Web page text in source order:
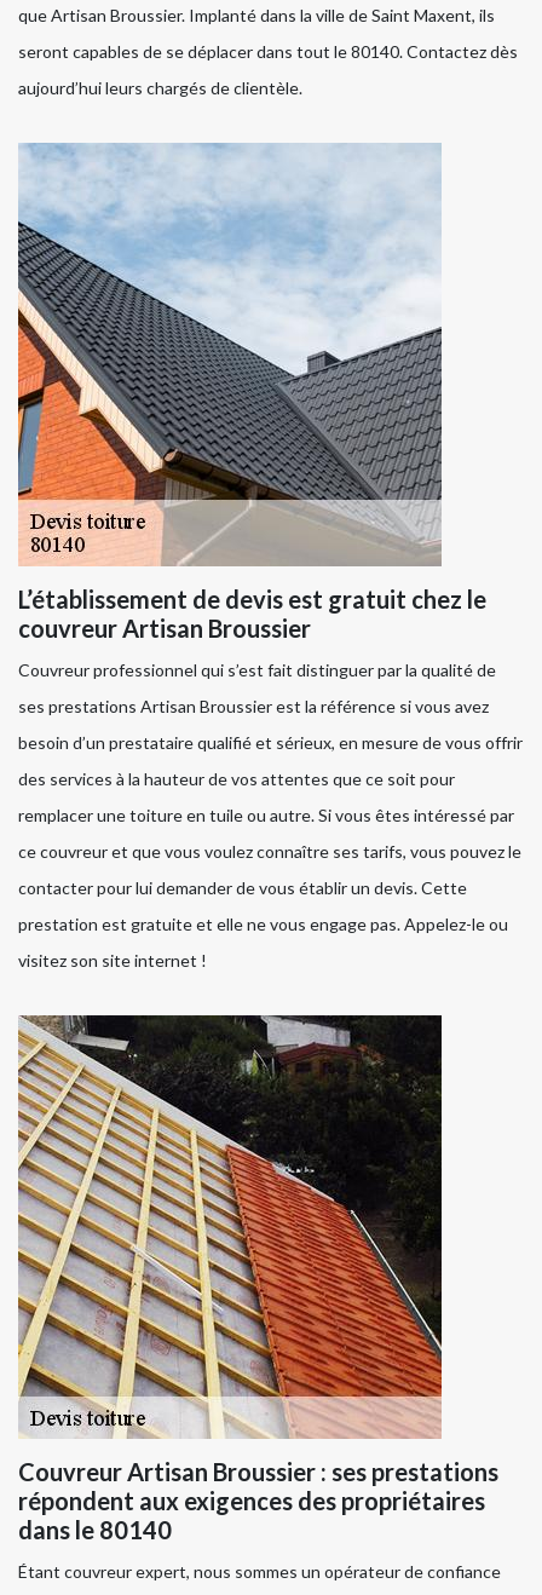
que Artisan Broussier. Implanté dans la ville de Saint Maxent, ils
seront capables de se déplacer dans tout le 80140. Contactez dès
aujourd’hui leurs chargés de clientèle.
L’établissement de devis est gratuit chez le
couvreur Artisan Broussier
Couvreur professionnel qui s’est fait distinguer par la qualité de
ses prestations Artisan Broussier est la référence si vous avez
besoin d’un prestataire qualifié et sérieux, en mesure de vous offrir
des services à la hauteur de vos attentes que ce soit pour
remplacer une toiture en tuile ou autre. Si vous êtes intéressé par
ce couvreur et que vous voulez connaître ses tarifs, vous pouvez le
contacter pour lui demander de vous établir un devis. Cette
prestation est gratuite et elle ne vous engage pas. Appelez-le ou
visitez son site internet !
Couvreur Artisan Broussier : ses prestations
répondent aux exigences des propriétaires
dans le 80140
Étant couvreur expert, nous sommes un opérateur de confiance